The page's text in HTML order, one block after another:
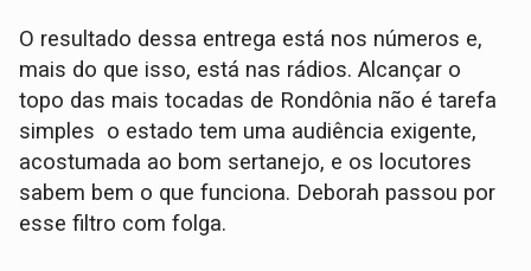
O resultado dessa entrega está nos números e,
mais do que isso, está nas rádios. Alcançar o
topo das mais tocadas de Rondônia não é tarefa
simples o estado tem uma audiência exigente,
acostumada ao bom sertanejo, e os locutores
sabem bem o que funciona. Deborah passou por
esse filtro com folga.